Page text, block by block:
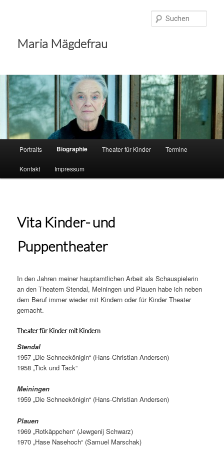
Maria Mägdefrau
Portraits Biographie Theater für Kinder Termine
Kontakt Impressum
Vita Kinder- und
Puppentheater
In den Jahren meiner hauptamtlichen Arbeit als Schauspielerin
an den Theatern Stendal, Meiningen und Plauen habe ich neben
dem Beruf immer wieder mit Kindern oder für Kinder Theater
gemacht.
Theater für Kinder mit Kindern
Stendal
1957 „Die Schneekönigin“ (Hans-Christian Andersen)
1958 „Tick und Tack“
Meiningen
1959 „Die Schneekönigin“ (Hans-Christian Andersen)
Plauen
1969 „Rotkäppchen“ (Jewgenij Schwarz)
1970 „Hase Nasehoch“ (Samuel Marschak)